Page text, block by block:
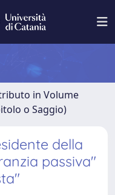
in Volume
o Saggio)
della
passiva"